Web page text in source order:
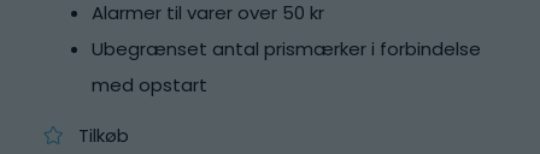
Alarmer til varer over 50 kr
Ubegrænset antal prismærker i forbindelse
med opstart
Tilkøb